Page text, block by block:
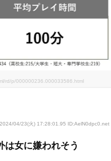
rd/p/000000236.000033586.html
2024/04/23(火) 17:28:01.95 ID:AelN0dpc0 .net
は女に嫌われそう